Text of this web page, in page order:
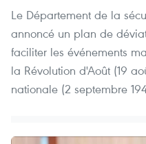
Le Département de la
annoncé un plan de
faciliter les événements
la Révolution d'Août (19
nationale (2 septembre